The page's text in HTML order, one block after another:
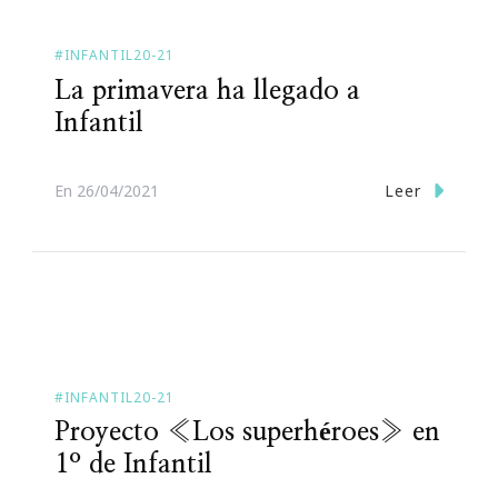
#INFANTIL20-21
La primavera ha llegado a
Infantil
En 26/04/2021 Leer
#INFANTIL20-21
Proyecto «Los superhéroes» en
1º de Infantil